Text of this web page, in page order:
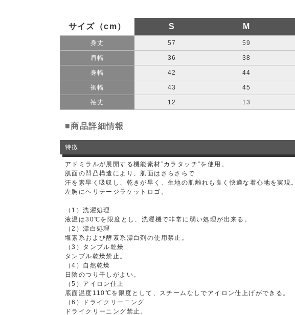
サイズ（cm） S M
身丈 57 59
肩幅 36 38
身幅 42 44
裾幅 43 45
袖丈 12 13
■商品詳細情報
特徴
アドミラルが展開する機能素材”カラタッチ”を使用。
肌面の凹凸構造により、肌面はさらさらで
汗を素早く吸収し、乾きが早く、生地の肌離れも良く快適な着心地を実現。
左胸にヘリテージラケットロゴ。
（1）洗濯処理
液温は30℃を限度とし、洗濯機で非常に弱い処理が出来る。
（2）漂白処理
塩素系および酵素系漂白剤の使用禁止。
（3）タンブル乾燥
タンブル乾燥禁止。
（4）自然乾燥
日陰のつり干しがよい。
（5）アイロン仕上
底面温度110℃を限度として、スチームなしでアイロン仕上げができる。
（6）ドライクリーニング
ドライクリーニング禁止。